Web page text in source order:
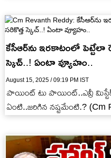
కేసీఆర్‌ను ఇరకాటంలో పెట్టేలా
స్కెచ్..! ఏంటా వ్యూహం..
August 15, 2025 / 09:19 PM IST
పాయింట్ టు పాయింట్‌..ఎవ్రీ
ఏంటి..జరిగిన నష్టమేంటి.? (Cm